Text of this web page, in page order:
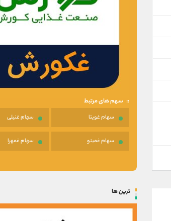
سهم های مرتبط
سهام غویتا سهام غنیلی
سهام غمینو سهام غمهرا
ترین ها